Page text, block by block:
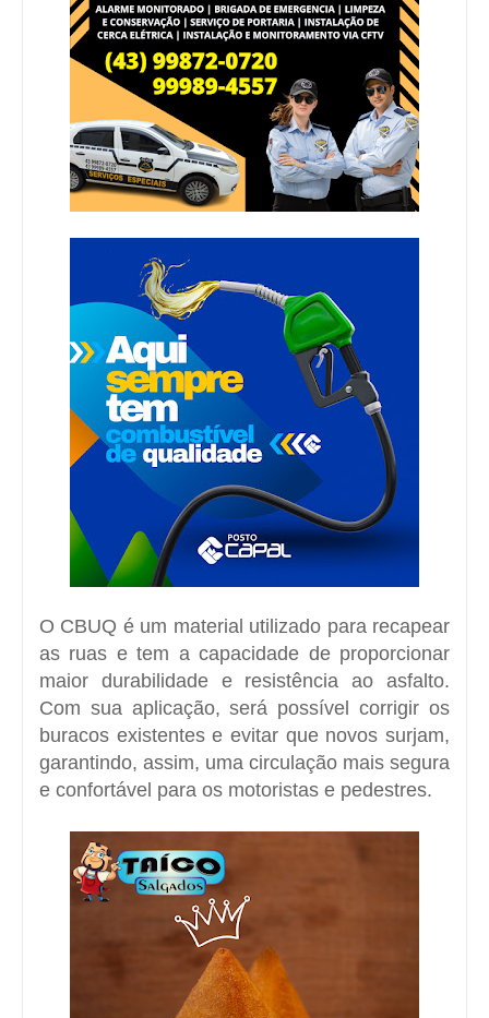
O CBUQ é um material utilizado para recapear
as ruas e tem a capacidade de proporcionar
maior durabilidade e resistência ao asfalto.
Com sua aplicação, será possível corrigir os
buracos existentes e evitar que novos surjam,
garantindo, assim, uma circulação mais segura
e confortável para os motoristas e pedestres.